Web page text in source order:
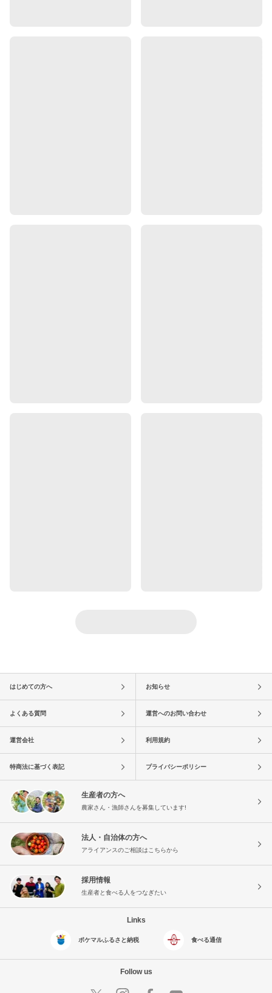
はじめての方へ お知らせ
よくある質問 運営へのお問い合わせ
運営会社 利用規約
特商法に基づく表記 プライバシーポリシー
生産者の方へ
農家さん・漁師さんを募集しています!
法人・自治体の方へ
アライアンスのご相談はこちらから
採用情報
生産者と食べる人をつなぎたい
Links
ポケマルふるさと納税 食べる通信
Follow us